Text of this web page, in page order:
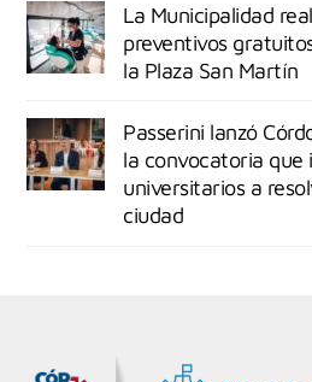
La Municipalidad
preventivos
la Plaza San Martín
Passerini lanzó
la convocatoria
universitarios a
ciudad